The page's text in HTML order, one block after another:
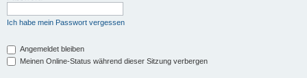
Ich habe mein Passwort vergessen
Angemeldet bleiben
Meinen Online-Status während dieser Sitzung verbergen